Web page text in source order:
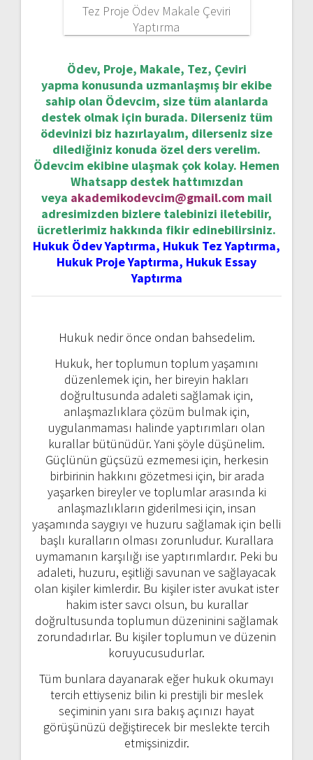
Ödev, Proje, Makale, Tez, Çeviri
yapma konusunda uzmanlaşmış bir ekibe
sahip olan Ödevcim, size tüm alanlarda
destek olmak için burada. Dilerseniz tüm
ödevinizi biz hazırlayalım, dilerseniz size
dilediğiniz konuda özel ders verelim.
Ödevcim ekibine ulaşmak çok kolay. Hemen
Whatsapp destek hattımızdan
veya akademikodevcim@gmail.com mail
adresimizden bizlere talebinizi iletebilir,
ücretlerimiz hakkında fikir edinebilirsiniz.
Hukuk Ödev Yaptırma, Hukuk Tez Yaptırma,
Hukuk Proje Yaptırma, Hukuk Essay
Yaptırma
Hukuk nedir önce ondan bahsedelim.
Hukuk, her toplumun toplum yaşamını
düzenlemek için, her bireyin hakları
doğrultusunda adaleti sağlamak için,
anlaşmazlıklara çözüm bulmak için,
uygulanmaması halinde yaptırımları olan
kurallar bütünüdür. Yani şöyle düşünelim.
Güçlünün güçsüzü ezmemesi için, herkesin
birbirinin hakkını gözetmesi için, bir arada
yaşarken bireyler ve toplumlar arasında ki
anlaşmazlıkların giderilmesi için, insan
yaşamında saygıyı ve huzuru sağlamak için belli
başlı kuralların olması zorunludur. Kurallara
uymamanın karşılığı ise yaptırımlardır. Peki bu
adaleti, huzuru, eşitliği savunan ve sağlayacak
olan kişiler kimlerdir. Bu kişiler ister avukat ister
hakim ister savcı olsun, bu kurallar
doğrultusunda toplumun düzeninini sağlamak
zorundadırlar. Bu kişiler toplumun ve düzenin
koruyucusudurlar.
Tüm bunlara dayanarak eğer hukuk okumayı
tercih ettiyseniz bilin ki prestijli bir meslek
seçiminin yanı sıra bakış açınızı hayat
görüşünüzü değiştirecek bir meslekte tercih
etmişsinizdir.